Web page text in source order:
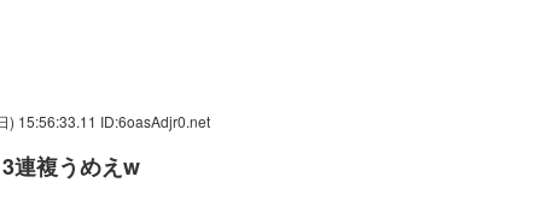
) 15:56:33.11 ID:6oasAdjr0.net
連複うめえw